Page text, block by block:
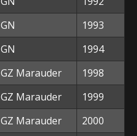
GN
1993
GN
1994
GZ Marauder
1998
GZ Marauder
1999
GZ Marauder
2000